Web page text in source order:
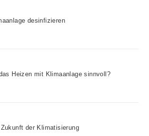
desinfizieren
Heizen mit Klimaanlage sinnvoll?
Zukunft der Klimatisierung